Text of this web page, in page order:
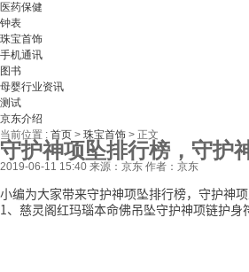
医药保健
钟表
珠宝首饰
手机通讯
图书
母婴行业资讯
测试
京东介绍
当前位置 : 首页 > 珠宝首饰 > 正文
守护神项坠排行榜，守护
2019-06-11 15:40 来源：京东 作者：京东
小编为大家带来守护神项坠排行榜，守护神
1、慈灵阁红玛瑙本命佛吊坠守护神项链护